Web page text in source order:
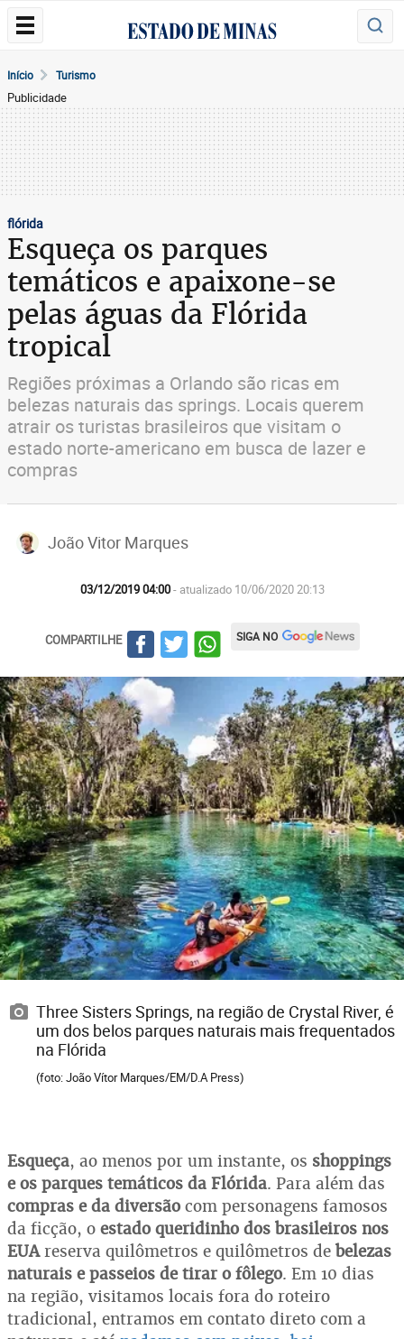
Início Turismo
Publicidade
flórida
Esqueça os parques
temáticos e apaixone-se
pelas águas da Flórida
tropical
Regiões próximas a Orlando são ricas em
belezas naturais das springs. Locais querem
atrair os turistas brasileiros que visitam o
estado norte-americano em busca de lazer e
compras
João Vitor Marques
03/12/2019 04:00- atualizado 10/06/2020 20:13
COMPARTILHE SIGA NO
Three Sisters Springs, na região de Crystal River, é
um dos belos parques naturais mais frequentados
na Flórida
(foto: João Vítor Marques/EM/D.A Press)
Esqueça, ao menos por um instante, os shoppings
e os parques temáticos da Flórida. Para além das
compras e da diversão com personagens famosos
da ficção, o estado queridinho dos brasileiros nos
EUAreserva quilômetros e quilômetros de belezas
naturais e passeios de tirar o fôlego. Em 10 dias
na região, visitamos locais fora do roteiro
tradicional, entramos em contato direto com a